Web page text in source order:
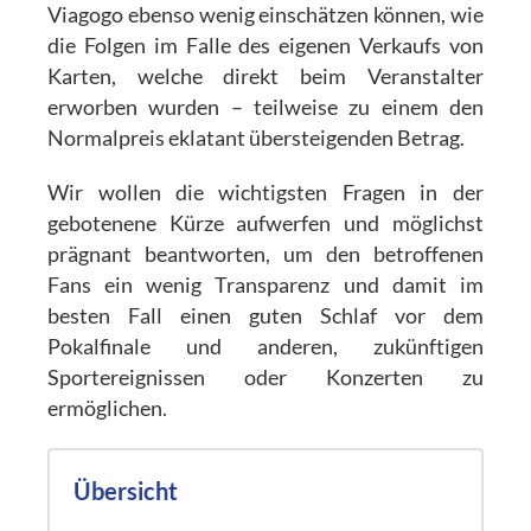
Viagogo ebenso wenig einschätzen können, wie
die Folgen im Falle des eigenen Verkaufs von
Karten, welche direkt beim Veranstalter
erworben wurden – teilweise zu einem den
Normalpreis eklatant übersteigenden Betrag.
Wir wollen die wichtigsten Fragen in der
gebotenene Kürze aufwerfen und möglichst
prägnant beantworten, um den betroffenen
Fans ein wenig Transparenz und damit im
besten Fall einen guten Schlaf vor dem
Pokalfinale und anderen, zukünftigen
Sportereignissen oder Konzerten zu
ermöglichen.
Übersicht